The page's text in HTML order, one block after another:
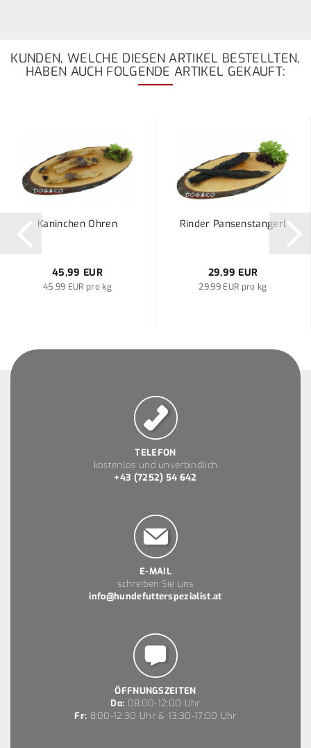
KUNDEN, WELCHE DIESEN ARTIKEL BESTELLTEN,
HABEN AUCH FOLGENDE ARTIKEL GEKAUFT:
Kaninchen Ohren
45,99 EUR
45,99 EUR pro kg
Rinder Pansenstangerl
29,99 EUR
29,99 EUR pro kg
TELEFON
kostenlos und unverbindlich
+43 (7252) 54 642
E-MAIL
schreiben Sie uns
info@hundefutterspezialist.at
ÖFFNUNGSZEITEN
Do: 08:00-12:00 Uhr
Fr: 8:00-12:30 Uhr & 13:30-17:00 Uhr